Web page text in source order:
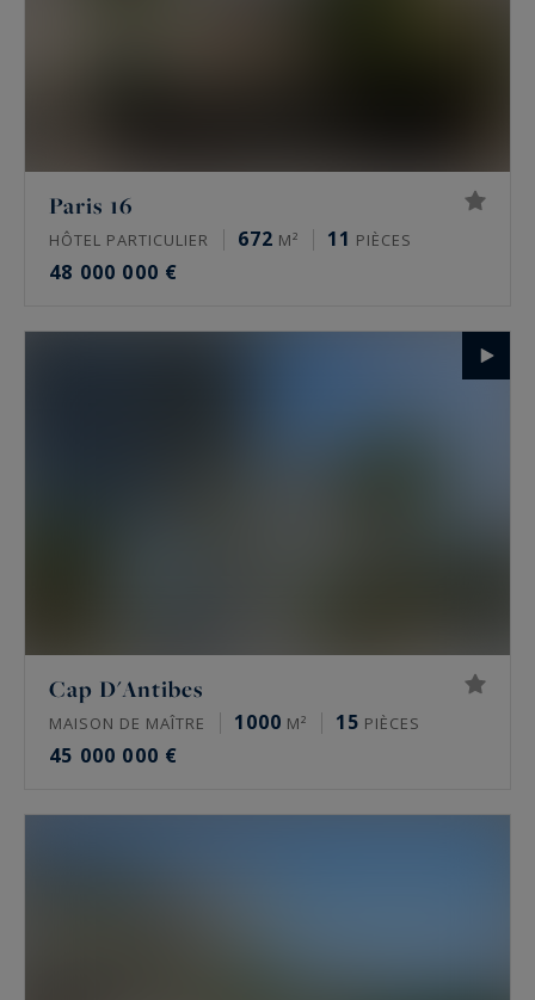
Paris 16
HÔTEL PARTICULIER 672 M² 11 PIÈCES
48 000 000 €
Cap D'Antibes
MAISON DE MAÎTRE 1000 M² 15 PIÈCES
45 000 000 €